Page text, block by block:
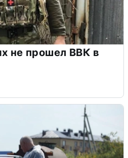
не прошел ВВК в